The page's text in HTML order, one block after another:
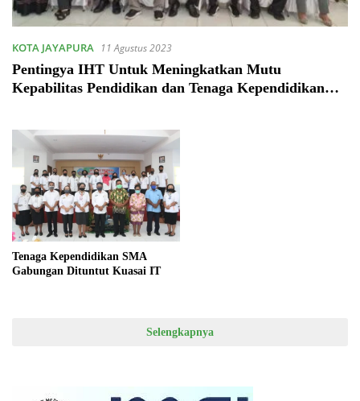
KOTA JAYAPURA 11 Agustus 2023
Pentingya IHT Untuk Meningkatkan Mutu
Kepabilitas Pendidikan dan Tenaga Kependidikan
Tenaga Kependidikan SMA
Gabungan Dituntut Kuasai IT
Selengkapnya